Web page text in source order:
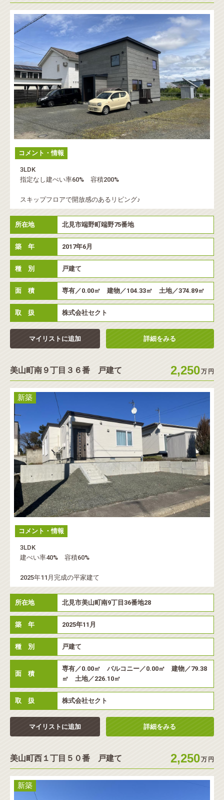
コメント・情報
3LDK
指定なし建ぺい率60% 容積200%
スキップフロアで開放感のあるリビング♪
所在地 北見市端野町端野75番地
築 年 2017年6月
種 別 戸建て
面 積 専有／0.00㎡ 建物／104.33㎡ 土地／374.89㎡
取 扱 株式会社セクト
マイリストに追加 詳細をみる
美山町南９丁目３６番 戸建て 2,250万 円
新築
コメント・情報
3LDK
建ぺい率40% 容積60%
2025年11月完成の平家建て
所在地 北見市美山町南9丁目36番地28
築 年 2025年11月
種 別 戸建て
面 積
専有／0.00㎡ バルコニー／0.00㎡ 建物／79.38
㎡ 土地／226.10㎡
取 扱 株式会社セクト
マイリストに追加 詳細をみる
美山町西１丁目５０番 戸建て 2,250万 円
新築